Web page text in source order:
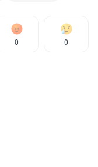
0 0